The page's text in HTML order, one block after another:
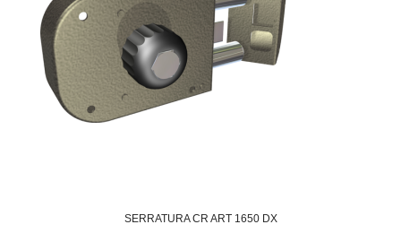
SERRATURA CR ART 1650 DX